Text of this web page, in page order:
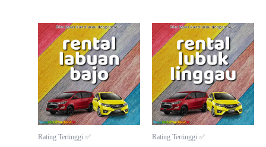
Rating Tertinggi ✅ Rating Tertinggi ✅